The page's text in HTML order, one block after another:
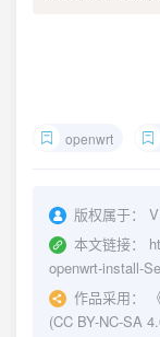
openwrt
版权属于：
本文链接：
openwrt-install-
作品采用：
(CC BY-NC-SA